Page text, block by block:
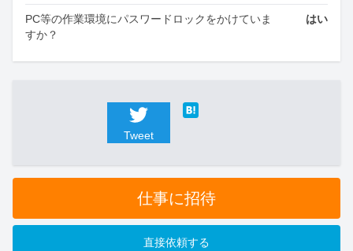
PC等の作業環境にパスワードロックをかけていま
すか？
はい
Tweet
仕事に招待
直接依頼する